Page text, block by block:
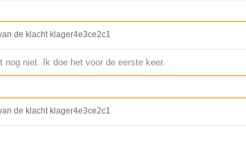
de klacht klager4e3ce2c1
nog niet. Ik doe het voor de eerste keer.
de klacht klager4e3ce2c1